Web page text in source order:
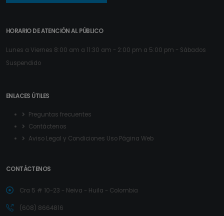
HORARIO DE ATENCIÓN AL PÚBLICO
Lunes a Viernes 8:00 am a 11:30 am - 2:00 pm a 5:00 pm - Sábados
Suspendido
ENLACES ÚTILES
Preguntas frecuentes
Contáctenos
Aviso Legal y Condiciones Uso Página Web
CONTÁCTENOS
Cra 5 # 10-23 - Neiva - Huila - Colombia
(608) 8664816